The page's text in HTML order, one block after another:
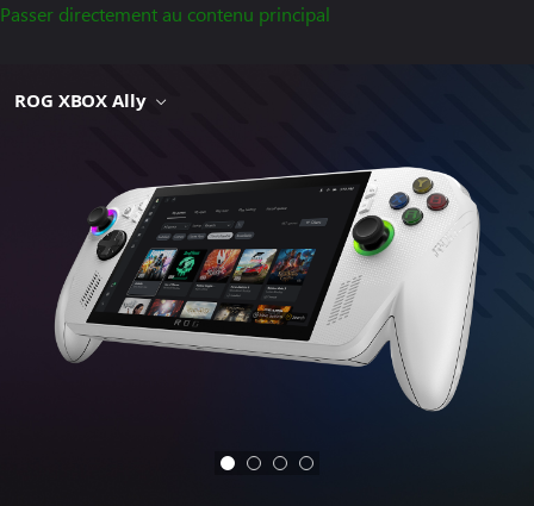
Passer directement au contenu principal
ROG XBOX Ally